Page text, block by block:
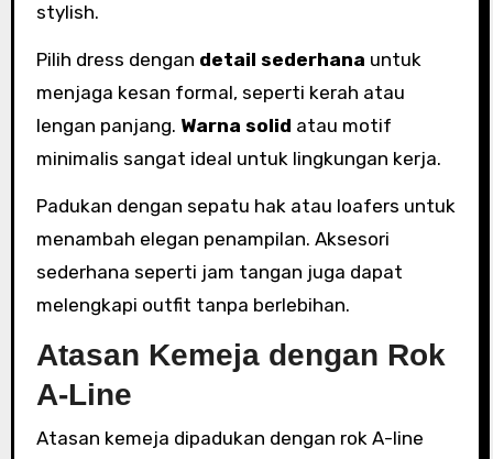
stylish.
Pilih dress dengan detail sederhana untuk
menjaga kesan formal, seperti kerah atau
lengan panjang. Warna solid atau motif
minimalis sangat ideal untuk lingkungan kerja.
Padukan dengan sepatu hak atau loafers untuk
menambah elegan penampilan. Aksesori
sederhana seperti jam tangan juga dapat
melengkapi outfit tanpa berlebihan.
Atasan Kemeja dengan Rok
A-Line
Atasan kemeja dipadukan dengan rok A-line